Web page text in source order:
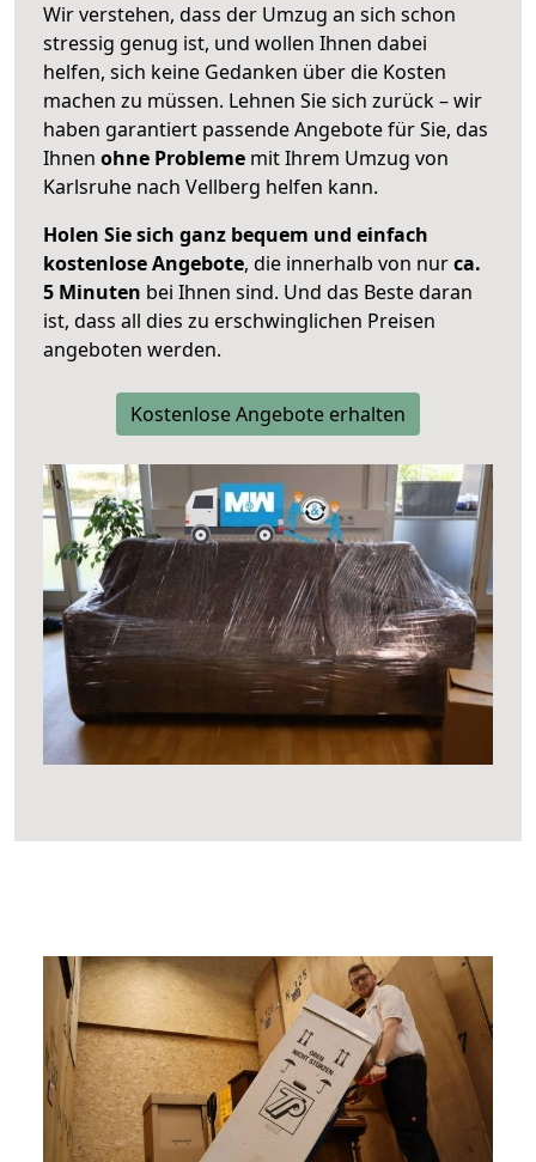
Wir verstehen, dass der Umzug an sich schon
stressig genug ist, und wollen Ihnen dabei
helfen, sich keine Gedanken über die Kosten
machen zu müssen. Lehnen Sie sich zurück – wir
haben garantiert passende Angebote für Sie, das
Ihnen ohne Probleme mit Ihrem Umzug von
Karlsruhe nach Vellberg helfen kann.
Holen Sie sich ganz bequem und einfach
kostenlose Angebote, die innerhalb von nurca.
5 Minuten bei Ihnen sind. Und das Beste daran
ist, dass all dies zu erschwinglichen Preisen
angeboten werden.
Kostenlose Angebote erhalten